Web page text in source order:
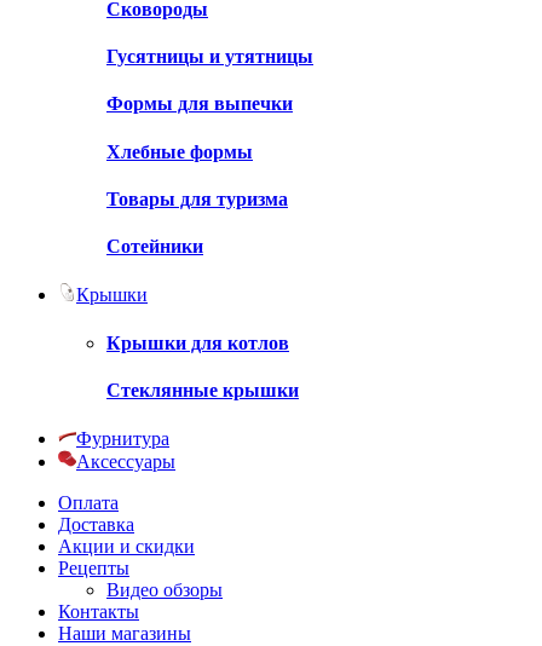
Сковороды
Гусятницы и утятницы
Формы для выпечки
Хлебные формы
Товары для туризма
Сотейники
Крышки
Крышки для котлов
Стеклянные крышки
Фурнитура
Аксессуары
Оплата
Доставка
Акции и скидки
Рецепты
Видео обзоры
Контакты
Наши магазины